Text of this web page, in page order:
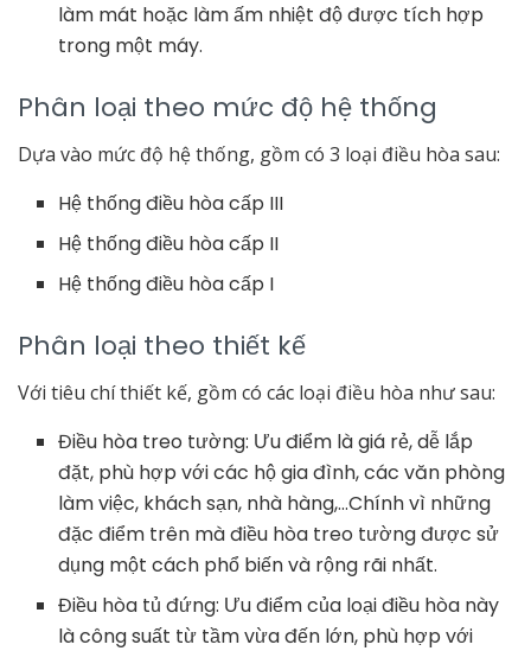
làm mát hoặc làm ấm nhiệt độ được tích hợp
trong một máy.
Phân loại theo mức độ hệ thống
Dựa vào mức độ hệ thống, gồm có 3 loại điều hòa sau:
Hệ thống điều hòa cấp III
Hệ thống điều hòa cấp II
Hệ thống điều hòa cấp I
Phân loại theo thiết kế
Với tiêu chí thiết kế, gồm có các loại điều hòa như sau:
Điều hòa treo tường: Ưu điểm là giá rẻ, dễ lắp
đặt, phù hợp với các hộ gia đình, các văn phòng
làm việc, khách sạn, nhà hàng,…Chính vì những
đặc điểm trên mà điều hòa treo tường được sử
dụng một cách phổ biến và rộng rãi nhất.
Điều hòa tủ đứng: Ưu điểm của loại điều hòa này
là công suất từ tầm vừa đến lớn, phù hợp với